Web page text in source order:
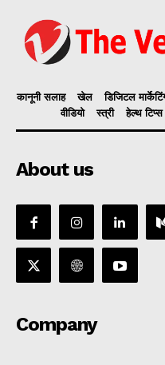
कानूनी सलाह खेल डिजिटल
वीडियो
स्त्री हेल्थ टिप्स
About us
Company